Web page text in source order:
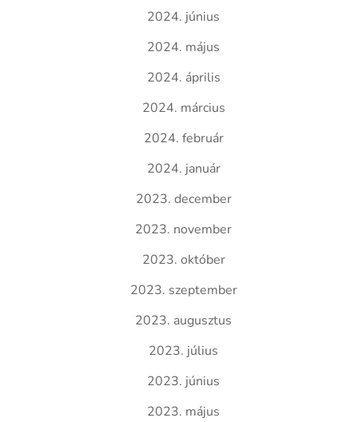
2024. június
2024. május
2024. április
2024. március
2024. február
2024. január
2023. december
2023. november
2023. október
2023. szeptember
2023. augusztus
2023. július
2023. június
2023. május